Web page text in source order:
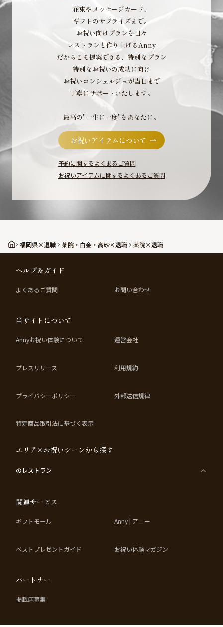
花束やメッセージカード、
ギフトのサプライズまで。
お祝い向けプランを日々
レストランと作り上げるAnny
だからこそ提案できる、特別なプラン
特別なお祝いの成功に向け
お祝いコンシェルジュが当日まで
丁寧にサポートいたします。
最高の"一生に一度"をあなたに。
お祝いアイテムについて
予約に関するよくあるご質問
お祝いアイテムに関するよくあるご質問
福岡県×退職 薬院・白金・高砂×退職 薬院×退職
ヘルプ＆ガイド
よくあるご質問 お問い合わせ
当サイトについて
Annyお祝い体験について 運営会社
プレスリリース 利用規約
プライバシーポリシー 外部送信規律
特定商品取引法に基づく表示
エリア×お祝いシーンから探す
のレストラン
関連サービス
ギフトモール Anny | アニー
ベストプレゼントガイド お祝い体験マガジン
パートナー
掲載店募集